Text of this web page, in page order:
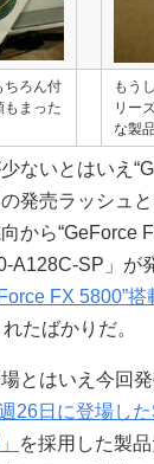
ちろん付
もまった
もう
リー
な製
ないとはいえ
発売ラッシュ
から“GeForce
A128C-SP」が
FX 5800”
たばかりだ。
とはいえ今回
26日に登場し
を採用した製